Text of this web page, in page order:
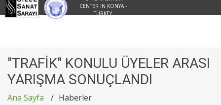
CENTER IN KONYA -
TURKEY
"TRAFİK" KONULU ÜYELER ARASI
YARIŞMA SONUÇLANDI
Ana Sayfa Haberler